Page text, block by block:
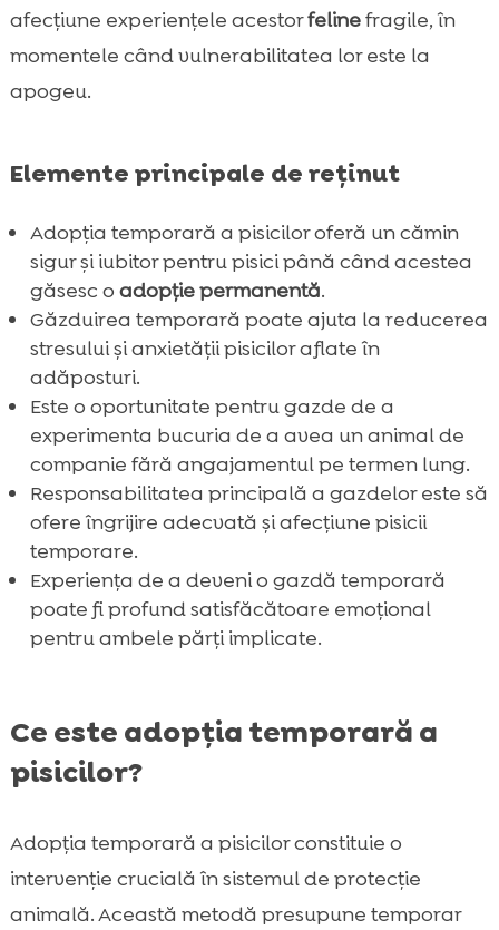
afecțiune experiențele acestorfelinefragile, în
momentele când vulnerabilitatea lor este la
apogeu.
Elemente principale de reținut
Adopția temporară a pisicilor oferă un cămin
sigur și iubitor pentru pisici până când acestea
găsesc o adopție permanentă.
Găzduirea temporară poate ajuta la reducerea
stresului și anxietății pisicilor aflate în
adăposturi.
Este o oportunitate pentru gazde de a
experimenta bucuria de a avea un animal de
companie fără angajamentul pe termen lung.
Responsabilitatea principală a gazdelor este să
ofere îngrijire adecvată și afecțiune pisicii
temporare.
Experiența de a deveni o gazdă temporară
poate fi profund satisfăcătoare emoțional
pentru ambele părți implicate.
Ce este adopția temporară a
pisicilor?
Adopția temporară a pisicilor constituie o
intervenție crucială în sistemul de protecție
animală. Această metodă presupune temporar